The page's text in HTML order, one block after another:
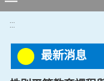
:::
最新消息